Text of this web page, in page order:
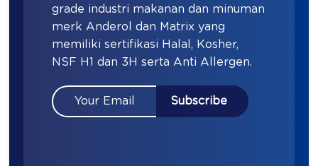
grade industri makanan dan minuman
merk Anderol dan Matrix yang
memiliki sertifikasi Halal, Kosher,
NSF H1 dan 3H serta Anti Allergen.